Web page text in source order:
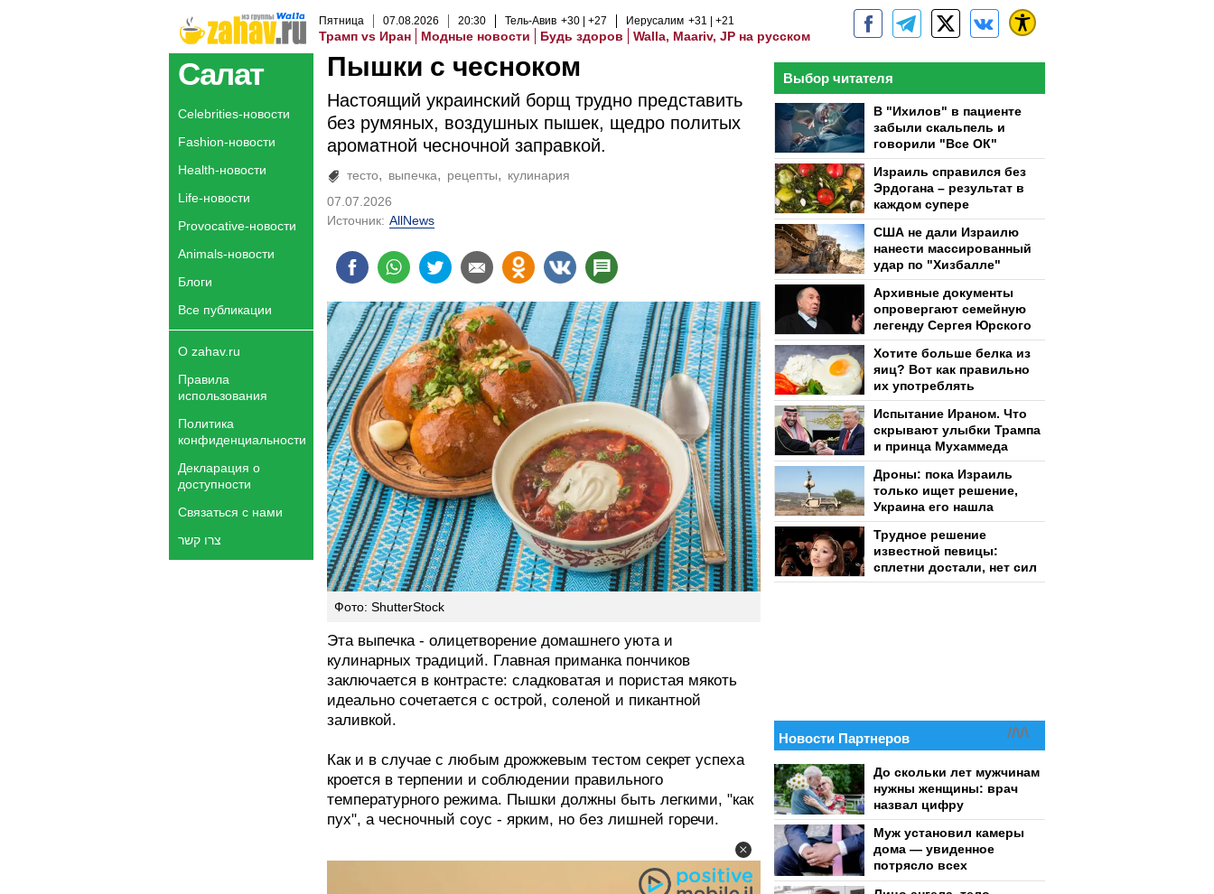
Пятница 07.08.2026 20:30 Тель-Авив +30 +27 Иерусалим +31 +21
Трамп vs Иран Модные новости Будь здоров Walla, Maariv, JP на русском
Салат
Celebrities-новости
Fashion-новости
Health-новости
Life-новости
Provocative-новости
Animals-новости
Блоги
Все публикации
О zahav.ru
Правила
использования
Политика
конфиденциальности
Декларация о
доступности
Связаться с нами
צרו קשר
Пышки с чесноком
Настоящий украинский борщ трудно представить
без румяных, воздушных пышек, щедро политых
ароматной чесночной заправкой.
тесто выпечка рецепты
кулинария
07.07.2026
Источник: AllNews
Фото: ShutterStock
Эта выпечка - олицетворение домашнего уюта и
кулинарных традиций. Главная приманка пончиков
заключается в контрасте: сладковатая и пористая мякоть
идеально сочетается с острой, соленой и пикантной
заливкой.
Как и в случае с любым дрожжевым тестом секрет успеха
кроется в терпении и соблюдении правильного
температурного режима. Пышки должны быть легкими, "как
пух", а чесночный соус - ярким, но без лишней горечи.
Выбор читателя
В "Ихилов" в пациенте
забыли скальпель и
говорили "Все ОК"
Израиль справился без
Эрдогана – результат в
каждом супере
США не дали Израилю
нанести массированный
удар по "Хизбалле"
Архивные документы
опровергают семейную
легенду Сергея Юрского
Хотите больше белка из
яиц? Вот как правильно
их употреблять
Испытание Ираном. Что
скрывают улыбки Трампа
и принца Мухаммеда
Дроны: пока Израиль
только ищет решение,
Украина его нашла
Трудное решение
известной певицы:
сплетни достали, нет сил